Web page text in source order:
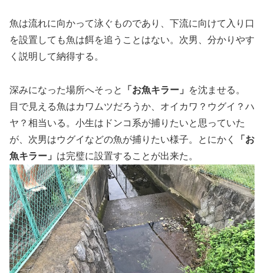
魚は流れに向かって泳ぐものであり、下流に向けて入り口
を設置しても魚は餌を追うことはない。次男、分かりやす
く説明して納得する。
深みになった場所へそっと 「お魚キラー」
を沈ませる。
目で見える魚はカワムツだろうか、オイカワ？ウグイ？ハ
ヤ？相当いる。小生はドンコ系が捕りたいと思っていた
が、次男はウグイなどの魚が捕りたい様子。とにかく
「お
魚キラー」 は完璧に設置することが出来た。